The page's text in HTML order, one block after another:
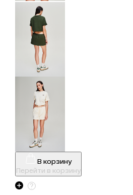
В корзину
Перейти в корзину